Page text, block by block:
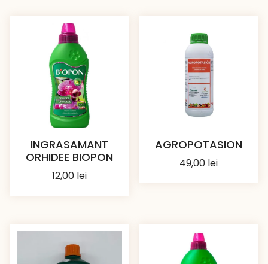
INGRASAMANT
ORHIDEE BIOPON
12,00 lei
AGROPOTASION
49,00 lei